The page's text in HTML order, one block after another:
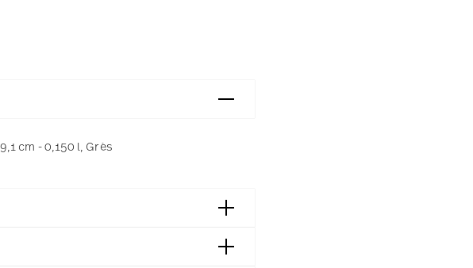
cm - 0,150 l, Grès